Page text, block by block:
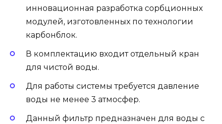
инновационная разработка сорбционных
модулей, изготовленных по технологии
карбонблок.
В комплектацию входит отдельный кран
для чистой воды.
Для работы системы требуется давление
воды не менее 3 атмосфер.
Данный фильтр предназначен для воды с